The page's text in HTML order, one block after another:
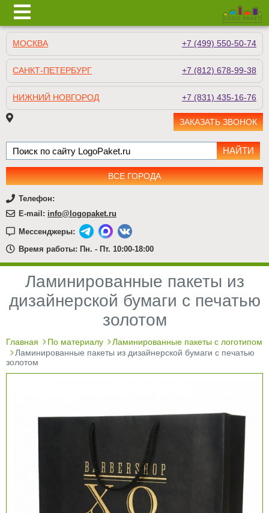
МОСКВА +7 (499) 550-50-74
САНКТ-ПЕТЕРБУРГ +7 (812) 678-99-38
НИЖНИЙ НОВГОРОД +7 (831) 435-16-76
ЗАКАЗАТЬ ЗВОНОК
ВСЕ ГОРОДА
Телефон:
E-mail: info@logopaket.ru
Мессенджеры:
Время работы: Пн. - Пт. 10:00-18:00
Ламинированные пакеты из
дизайнерской бумаги с печатью
золотом
Главная По материалу
Ламинированные пакеты с логотипом
Ламинированные пакеты из дизайнерской бумаги с печатью
золотом